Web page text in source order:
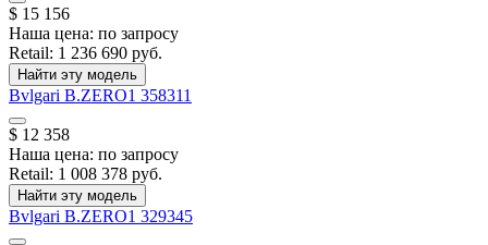
$ 15 156
Наша цена: по запросу
Retail: 1 236 690 руб.
Найти эту модель
Bvlgari B.ZERO1 358311
$ 12 358
Наша цена: по запросу
Retail: 1 008 378 руб.
Найти эту модель
Bvlgari B.ZERO1 329345